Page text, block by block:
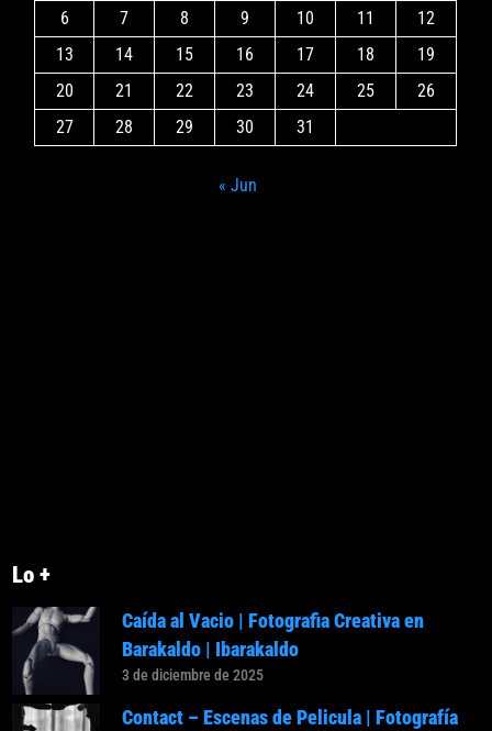
6 7 8 9 10 11
12
13
14 15 16 17 18
19
20
21 22 23 24 25
26
27
28 29 30 31
« Jun
Lo +
Caída al Vacio | Fotografia Creativa en
Barakaldo | Ibarakaldo
3 de diciembre de 2025
Contact – Escenas de Pelicula | Fotografía